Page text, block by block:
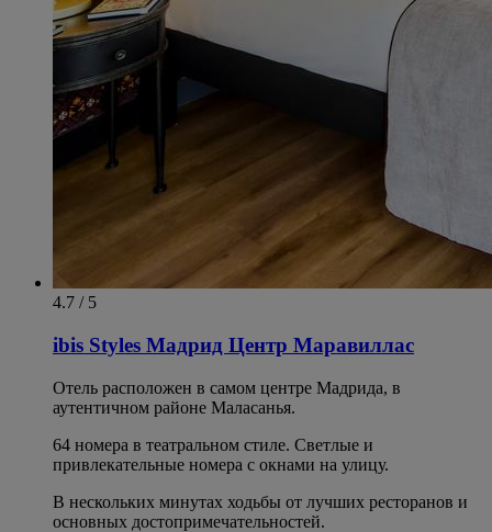
4.7 / 5
ibis Styles Мадрид Центр Маравиллас
Отель расположен в самом центре Мадрида, в
аутентичном районе Маласанья.
64 номера в театральном стиле. Светлые и
привлекательные номера с окнами на улицу.
В нескольких минутах ходьбы от лучших ресторанов и
основных достопримечательностей.